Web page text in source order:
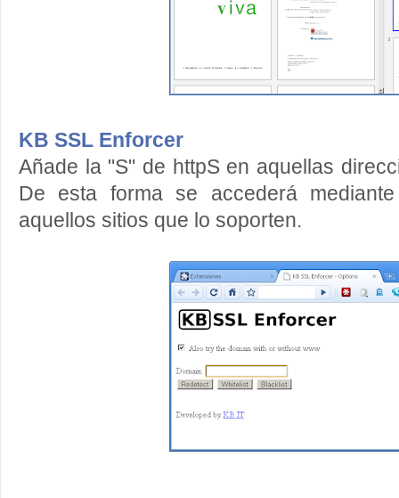
KB SSL Enforcer
Añade la "S" de httpS en aquellas
De esta forma se accederá
aquellos sitios que lo soporten.